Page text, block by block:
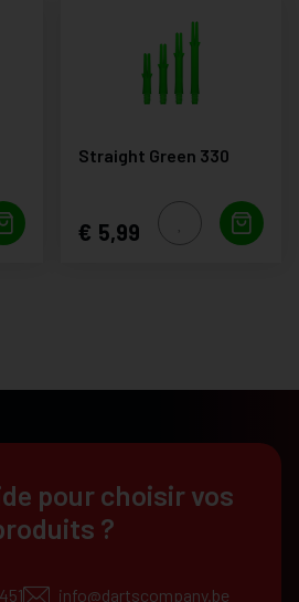
Straight Green 330
5,99
pour choisir vos
?
info@dartscompany.be